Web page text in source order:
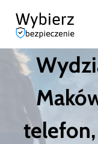
Przejdź
treści